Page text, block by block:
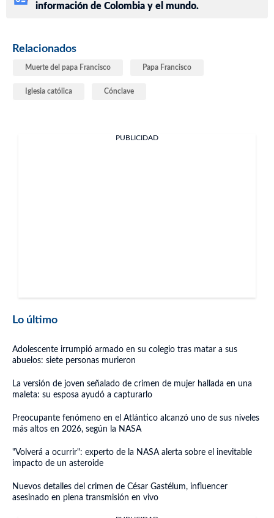
información de Colombia y el mundo.
Relacionados
Muerte del papa Francisco Papa Francisco
Iglesia católica Cónclave
PUBLICIDAD
Lo último
Adolescente irrumpió armado en su colegio tras matar a sus
abuelos: siete personas murieron
La versión de joven señalado de crimen de mujer hallada en una
maleta: su esposa ayudó a capturarlo
Preocupante fenómeno en el Atlántico alcanzó uno de sus niveles
más altos en 2026, según la NASA
"Volverá a ocurrir": experto de la NASA alerta sobre el inevitable
impacto de un asteroide
Nuevos detalles del crimen de César Gastélum, influencer
asesinado en plena transmisión en vivo